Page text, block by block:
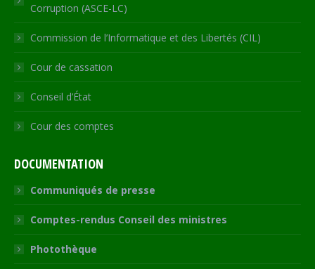
Corruption (ASCE-LC)
Commission de l’Informatique et des Libertés (CIL)
Cour de cassation
Conseil d’État
Cour des comptes
DOCUMENTATION
Communiqués de presse
Comptes-rendus Conseil des ministres
Photothèque